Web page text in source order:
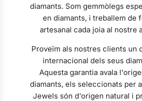
diamants. Som gemmòlegs
en diamants, i treballem de
artesanal cada joia al nostre
Proveïm als nostres clients un
internacional dels seus
Aquesta garantia avala
diamants, els seleccionats per a
Jewels són d'origen natural i